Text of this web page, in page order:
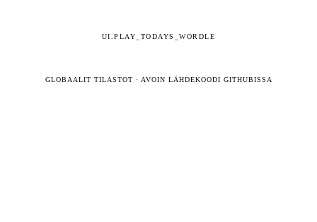
UI.PLAY_TODAYS_WORDLE
GLOBAALIT TILASTOT · AVOIN LÄHDEKOODI GITHUBISSA